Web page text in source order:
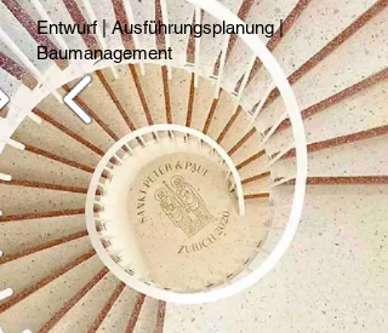
Entwurf | Ausführungsplanung |
Baumanagement